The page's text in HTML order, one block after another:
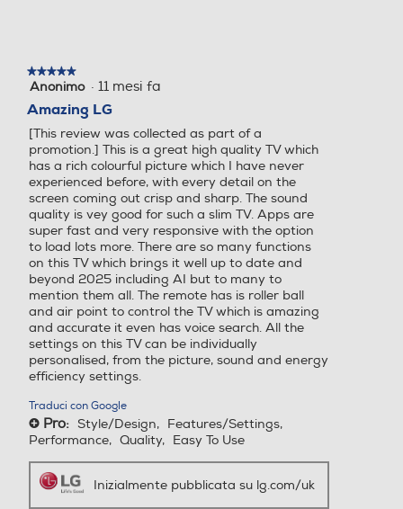
Numero slot CI o CI/CI+
Compatibilità MKV
Norma VESA
300 x 300 mm
Consumi
Consumo energia stand by-W
0,5
Consumo di energia in modalità SDR per 1000h (kWh)
64
Consumo di energia in modalità HDR per 1000h (kWh)
Sintonizzatore DVB-S
Sintonizzatore DVB-C Sintonizzatore DVB-C
Sintonizzatore DVB T – MP
EG
Sintonizzatore DVB T – MP
EG
EPG Elettronic Program G
uide
EPG Elettronic Program G
uide
Connessione rete
WiFi ed Ethernet
Connessione rete
WiFi ed Ethernet
★★★★★
★★★★★
5
5
stelle.
Anonimo · 11 mesi fa
Amazing LG
[This review was collected as part of a
promotion.] This is a great high quality TV which
has a rich colourful picture which I have never
experienced before, with every detail on the
screen coming out crisp and sharp. The sound
quality is vey good for such a slim TV. Apps are
super fast and very responsive with the option
to load lots more. There are so many functions
on this TV which brings it well up to date and
beyond 2025 including AI but to many to
mention them all. The remote has is roller ball
and air point to control the TV which is amazing
and accurate it even has voice search. All the
settings on this TV can be individually
personalised, from the picture, sound and energy
efficiency settings.
Traduci con Google
+ Pro: Style/Design, Features/Settings,
Performance, Quality, Easy To Use
Inizialmente pubblicata su lg.com/uk